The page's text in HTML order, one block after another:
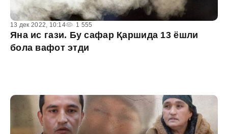
13 дек 2022, 10:14 1 555
Яна ис гази. Бу сафар Қаршида 13 ёшли
бола вафот этди